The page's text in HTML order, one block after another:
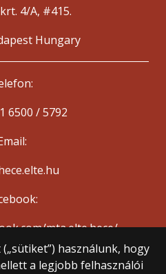
használunk, hogy
a legjobb felhasználói
4/A, #415.
Hungary
6500 / 5792
mta.elte.hece/
Tudományegyetem